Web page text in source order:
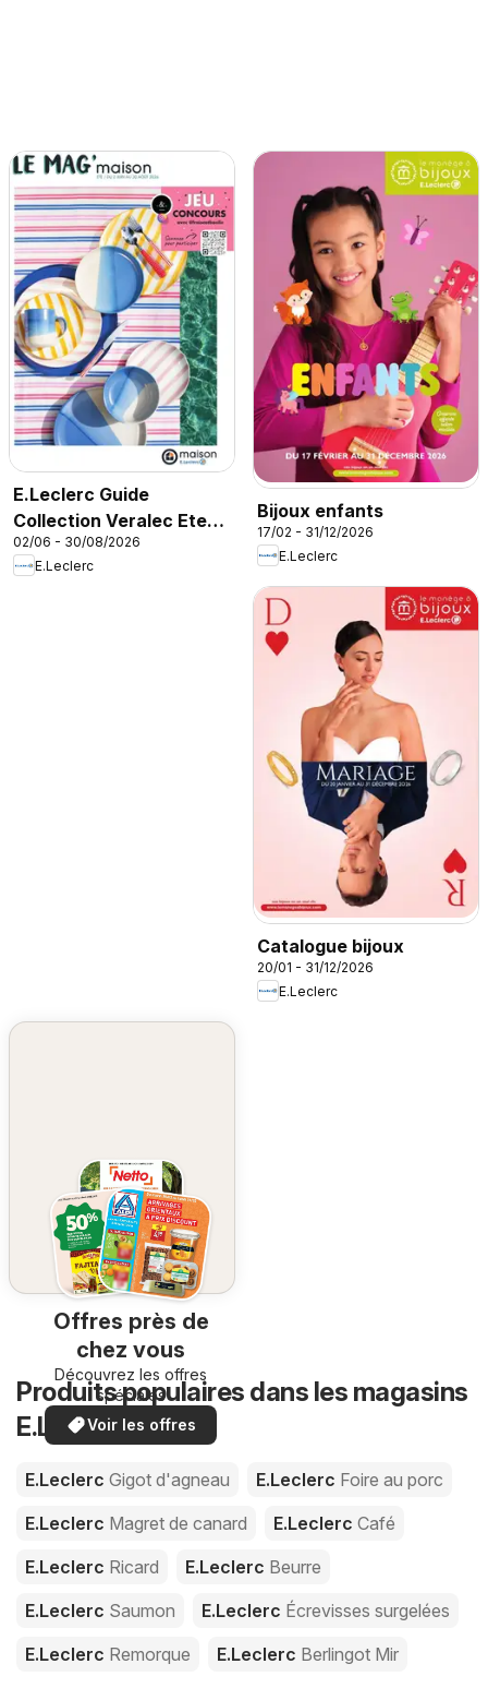
E.Leclerc Guide
Collection Veralec Ete
2026
02/06 - 30/08/2026
E.Leclerc
Bijoux enfants
17/02 - 31/12/2026
E.Leclerc
Catalogue bijoux
20/01 - 31/12/2026
E.Leclerc
Offres près de
chez vous
Découvrez les offres
spéciales
Voir les offres
Produits populaires dans les magasins
E.Leclerc
E.Leclerc Gigot d'agneau E.Leclerc Foire au porc
E.Leclerc Magret de canard E.Leclerc Café
E.Leclerc Ricard E.Leclerc Beurre
E.Leclerc Saumon E.Leclerc Écrevisses surgelées
E.Leclerc Remorque E.Leclerc Berlingot Mir